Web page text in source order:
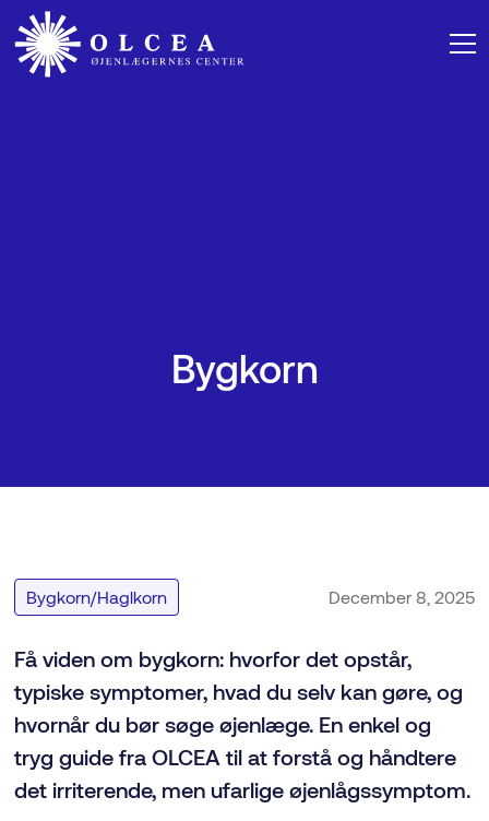
Bygkorn
Bygkorn/Haglkorn December 8, 2025
Få viden om bygkorn: hvorfor det opstår,
typiske symptomer, hvad du selv kan gøre, og
hvornår du bør søge øjenlæge. En enkel og
tryg guide fra OLCEA til at forstå og håndtere
det irriterende, men ufarlige øjenlågssymptom.